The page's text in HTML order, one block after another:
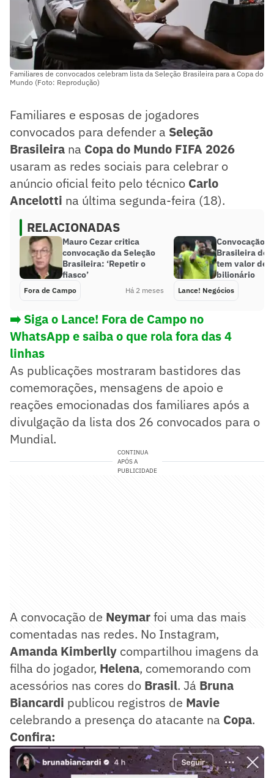
Familiares de convocados celebram lista da Seleção Brasileira para a Copa do
Mundo (Foto: Reprodução)
Familiares e esposas de jogadores
convocados para defender a Seleção
Brasileira na Copa do Mundo FIFA 2026
usaram as redes sociais para celebrar o
anúncio oficial feito pelo técnico Carlo
Ancelotti na última segunda-feira (18).
RELACIONADAS
Mauro Cezar critica
convocação da Seleção
Brasileira: ‘Repetir o
fiasco’
Fora de Campo Há 2 meses
Convocação
Brasileira de
tem valor de
bilionário
Lance! Negócios
➡️ Siga o Lance! Fora de Campo no
WhatsApp e saiba o que rola fora das 4
linhas
As publicações mostraram bastidores das
comemorações, mensagens de apoio e
reações emocionadas dos familiares após a
divulgação da lista dos 26 convocados para o
Mundial.
CONTINUA
APÓS A
PUBLICIDADE
A convocação de Neymarfoi uma das mais
comentadas nas redes. No Instagram,
Amanda Kimberlly compartilhou imagens da
filha do jogador, Helena, comemorando com
acessórios nas cores do Brasil. Já Bruna
Biancardi publicou registros de Mavie
celebrando a presença do atacante na Copa.
Confira: